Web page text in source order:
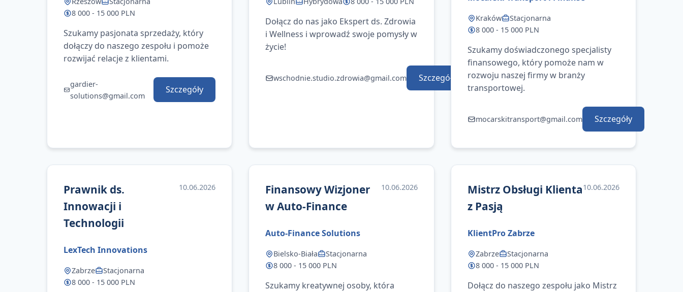
8 000 - 15 000 PLN
Szukamy pasjonata sprzedaży, który
dołączy do naszego zespołu i pomoże
rozwijać relacje z klientami.
gardier-
solutions@gmail.com
Szczegóły
Dołącz do nas jako Ekspert ds. Zdrowia
i Wellness i wprowadź swoje pomysły w
życie!
wschodnie.studio.zdrowia@gmail.com Szczegóły
Kraków
Stacjonarna
8 000 - 15 000 PLN
Szukamy doświadczonego specjalisty
finansowego, który pomoże nam w
rozwoju naszej firmy w branży
transportowej.
mocarskitransport@gmail.com Szczegóły
Prawnik ds.
Innowacji i
Technologii
10.06.2026
LexTech Innovations
Zabrze
Stacjonarna
8 000 - 15 000 PLN
Finansowy Wizjoner
w Auto-Finance
10.06.2026
Auto-Finance Solutions
Bielsko-Biała
Stacjonarna
8 000 - 15 000 PLN
Szukamy kreatywnej osoby, która
Mistrz Obsługi Klienta
z Pasją
10.06.2026
KlientPro Zabrze
Zabrze
Stacjonarna
8 000 - 15 000 PLN
Dołącz do naszego zespołu jako Mistrz